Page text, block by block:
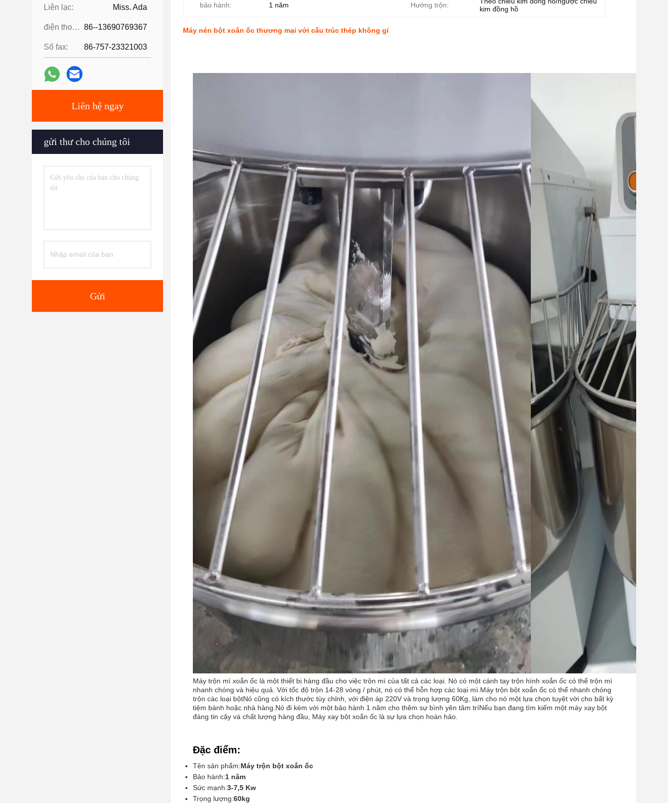
Liên lạc: Miss. Ada
điện thoại: 86--13690769367
Số fax: 86-757-23321003
Liên hệ ngay
gửi thư cho chúng tôi
Gửi
bảo hành: 1 năm Hướng trộn:
kim đồng hồ
Máy nén bột xoắn ốc thương mại với cấu trúc thép không gỉ
Máy trộn mì xoắn ốc là một thiết bị hàng đầu cho việc trộn mì của tất cả các loại. Nó có một cánh tay trộn hình xoắn ốc có thể trộn mì
nhanh chóng và hiệu quả. Với tốc độ trộn 14-28 vòng / phút, nó có thể hỗn hợp các loại mì.Máy trộn bột xoắn ốc có thể nhanh chóng
trộn các loại bộtNó cũng có kích thước tùy chỉnh, với điện áp 220V và trọng lượng 60Kg, làm cho nó một lựa chọn tuyệt vời cho bất kỳ
tiệm bánh hoặc nhà hàng.Nó đi kèm với một bảo hành 1 năm cho thêm sự bình yên tâm tríNếu bạn đang tìm kiếm một máy xay bột
đáng tin cậy và chất lượng hàng đầu, Máy xay bột xoắn ốc là sự lựa chọn hoàn hảo.
Đặc điểm:
Tên sản phẩm:Máy trộn bột xoắn ốc
Bảo hành:1 năm
Sức mạnh:3-7,5 Kw
Trọng lượng:60kg